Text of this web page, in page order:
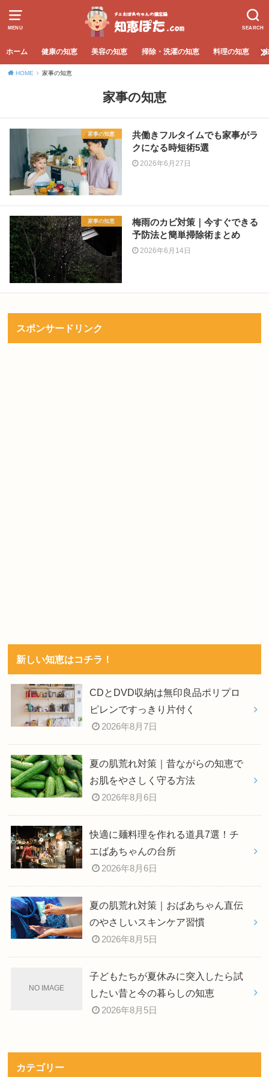
MENU SEARCH
ホーム 健康の知恵 美容の知恵 掃除・洗濯の知恵 料理の知恵
HOME 家事の知恵
家事の知恵
家事の知恵
共働きフルタイムでも家事がラ
クになる時短術5選
2026年6月27日
家事の知恵
梅雨のカビ対策｜今すぐできる
予防法と簡単掃除術まとめ
2026年6月14日
スポンサードリンク
新しい知恵はコチラ！
CDとDVD収納は無印良品ポリプロ
ピレンですっきり片付く
2026年8月7日
夏の肌荒れ対策｜昔ながらの知恵で
お肌をやさしく守る方法
2026年8月6日
快適に麺料理を作れる道具7選！チ
エばあちゃんの台所
2026年8月6日
夏の肌荒れ対策｜おばあちゃん直伝
のやさしいスキンケア習慣
2026年8月5日
子どもたちが夏休みに突入したら試
したい昔と今の暮らしの知恵
2026年8月5日
カテゴリー